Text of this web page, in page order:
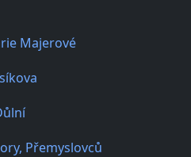
Majerové
Přemyslovců